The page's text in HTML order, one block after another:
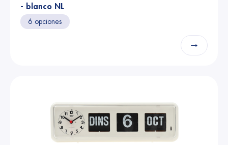
- blanco NL
6 opciones
→